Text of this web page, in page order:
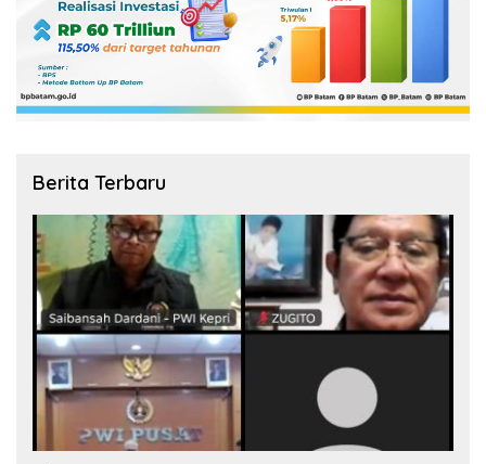
Berita Terbaru